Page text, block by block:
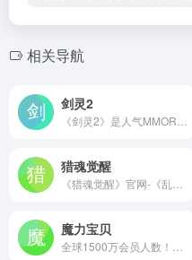
相关导航
剑灵2
猎魂觉醒
魔力宝贝